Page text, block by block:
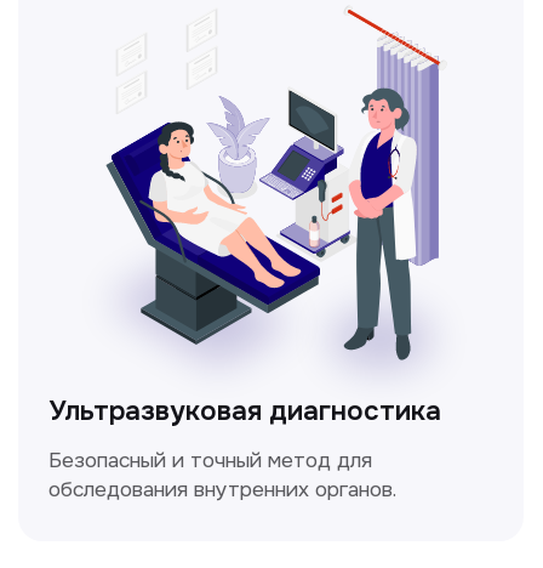
который используется для оценки
кровотока в сосудах.
Электрокардиография
Простой и безболезненный метод